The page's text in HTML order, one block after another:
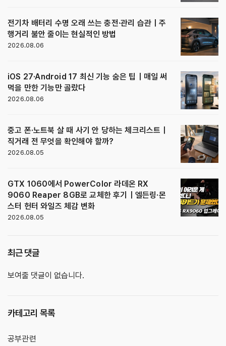
전기차 배터리 수명 오래 쓰는 충전·관리 습관｜주
행거리 불안 줄이는 현실적인 방법
2026.08.06
iOS 27·Android 17 최신 기능 숨은 팁｜매일 써
먹을 만한 기능만 골랐다
2026.08.06
중고 폰·노트북 살 때 사기 안 당하는 체크리스트｜
직거래 전 무엇을 확인해야 할까?
2026.08.05
GTX 1060에서 PowerColor 라데온 RX
9060 Reaper 8GB로 교체한 후기｜엘든링·몬
스터 헌터 와일즈 체감 변화
2026.08.05
최근 댓글
보여줄 댓글이 없습니다.
카테고리 목록
공부관련